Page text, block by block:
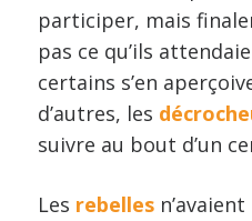
participer, mais
pas ce qu’ils
certains s’en
d’autres, les
suivre au bout d’un
Les rebelles